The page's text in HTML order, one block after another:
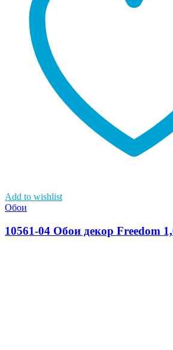
Add to wishlist
Обои
10561-04 Обои декор Freedom